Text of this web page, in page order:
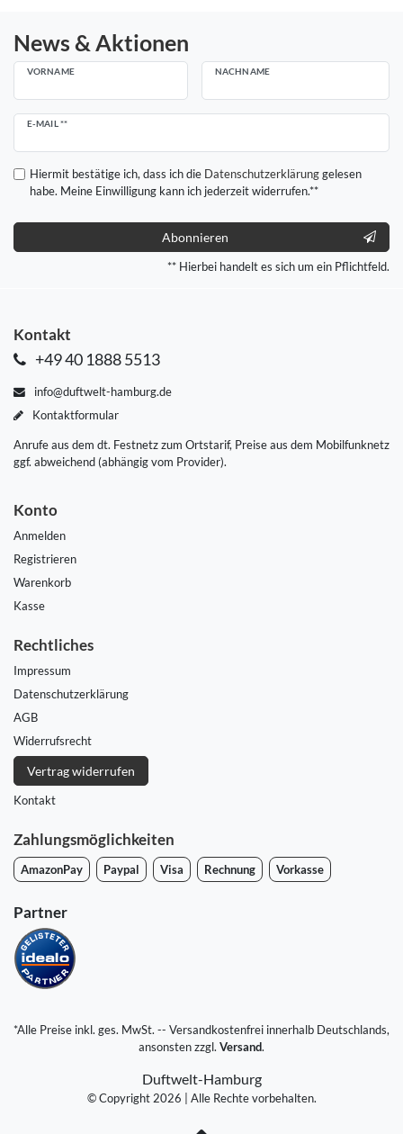
News & Aktionen
VORNAME NACHNAME
E-MAIL **
Newsletter
Hiermit bestätige ich, dass ich die Daten­schutz­erklärunggelesen
habe. Meine Einwilligung kann ich jederzeit widerrufen.**
Abonnieren
** Hierbei handelt es sich um ein Pflichtfeld.
Kontakt
+49 40 1888 5513
info@duftwelt-hamburg.de
Kontaktformular
Anrufe aus dem dt. Festnetz zum Ortstarif, Preise aus dem Mobilfunknetz
ggf. abweichend (abhängig vom Provider).
Konto
Anmelden
Registrieren
Warenkorb
Kasse
Rechtliches
Impressum
Daten­schutz­erklärung
AGB
Widerrufs­recht
Vertrag widerrufen
Kontakt
Zahlungsmöglichkeiten
AmazonPay Paypal Visa Rechnung Vorkasse
Partner
*Alle Preise inkl. ges. MwSt. -- Versandkostenfrei innerhalb Deutschlands,
ansonsten zzgl. Versand.
Duftwelt-Hamburg
© Copyright 2026 | Alle Rechte vorbehalten.